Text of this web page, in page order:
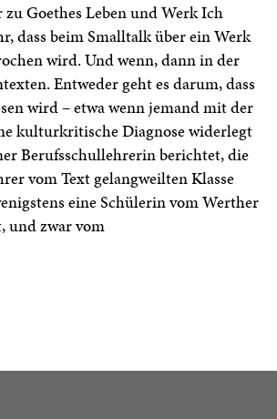
Goethes Leben und Werk Ich
dass beim Smalltalk über ein Werk
wird. Und wenn, dann in der
Entweder geht es darum, dass
wird – etwa wenn jemand mit der
kulturkritische Diagnose widerlegt
Berufsschullehrerin berichtet, die
vom Text gelangweilten Klasse
eine Schülerin vom Werther
und zwar vom